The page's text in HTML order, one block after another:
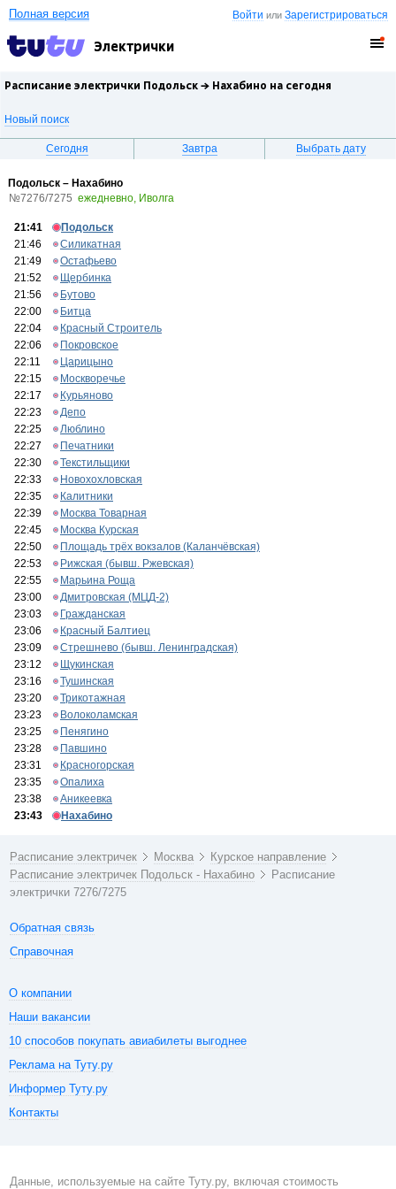
Войти илиЗарегистрироваться
Полная версия
Электрички
Расписание электрички Подольск → Нахабино на сегодня
Новый поиск
Сегодня Завтра Выбрать дату
Подольск – Нахабино
№7276/7275 ежедневно, Иволга
21:41
Подольск
21:46
Силикатная
21:49
Остафьево
21:52
Щербинка
21:56
Бутово
22:00
Битца
22:04
Красный Строитель
22:06
Покровское
22:11
Царицыно
22:15
Москворечье
22:17
Курьяново
22:23
Депо
22:25
Люблино
22:27
Печатники
22:30
Текстильщики
22:33
Новохохловская
22:35
Калитники
22:39
Москва Товарная
22:45
Москва Курская
22:50
Площадь трёх вокзалов (Каланчёвская)
22:53
Рижская (бывш. Ржевская)
22:55
Марьина Роща
23:00
Дмитровская (МЦД-2)
23:03
Гражданская
23:06
Красный Балтиец
23:09
Стрешнево (бывш. Ленинградская)
23:12
Щукинская
23:16
Тушинская
23:20
Трикотажная
23:23
Волоколамская
23:25
Пенягино
23:28
Павшино
23:31
Красногорская
23:35
Опалиха
23:38
Аникеевка
23:43
Нахабино
Расписание электричек Москва
Курское направление
Расписание электричек Подольск - Нахабино
Расписание
электрички 7276/7275
Обратная связь
Справочная
О компании
Наши вакансии
10 способов покупать авиабилеты выгоднее
Реклама на Туту.ру
Информер Туту.ру
Контакты
Данные, используемые на сайте Туту.ру, включая стоимость